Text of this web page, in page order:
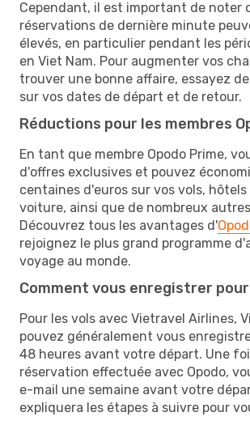
Cependant, il est important de noter
réservations de dernière minute
élevés, en particulier pendant les
en Viet Nam. Pour augmenter vos
trouver une bonne affaire, essayez
sur vos dates de départ et de retour.
Réductions pour les membres
En tant que membre Opodo Prime,
d'offres exclusives et pouvez
centaines d'euros sur vos vols,
voiture, ainsi que de nombreux
Découvrez tous les avantages d'
rejoignez le plus grand programme
voyage au monde.
Comment vous enregistrer
Pour les vols avec Vietravel Airlines,
pouvez généralement vous
48 heures avant votre départ. Une
réservation effectuée avec Opodo,
e-mail une semaine avant votre
expliquera les étapes à suivre pour